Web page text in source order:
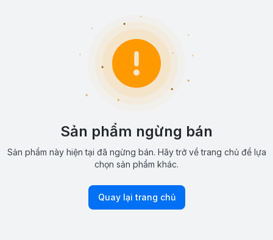
Sản phẩm ngừng bán
Sản phẩm này hiện tại đã ngừng bán. Hãy trở về trang chủ để lựa
chọn sản phẩm khác.
Quay lại trang chủ